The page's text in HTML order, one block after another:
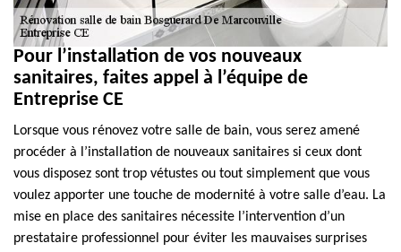
Pour l’installation de vos nouveaux
sanitaires, faites appel à l’équipe de
Entreprise CE
Lorsque vous rénovez votre salle de bain, vous serez amené
procéder à l’installation de nouveaux sanitaires si ceux dont
vous disposez sont trop vétustes ou tout simplement que vous
voulez apporter une touche de modernité à votre salle d’eau. La
mise en place des sanitaires nécessite l’intervention d’un
prestataire professionnel pour éviter les mauvaises surprises